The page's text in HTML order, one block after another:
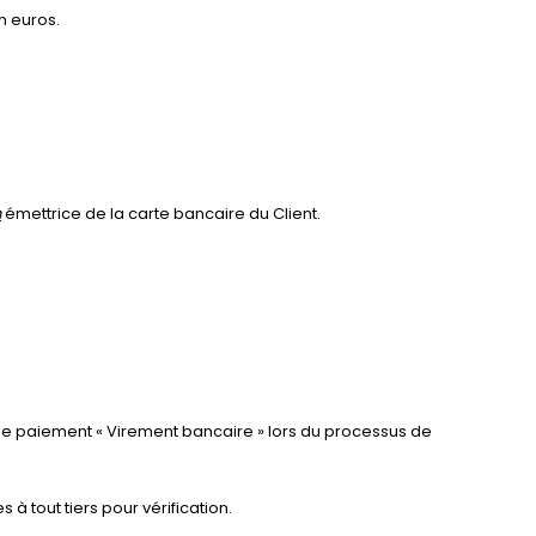
euros.
émettrice de la carte bancaire du Client.
« Virement bancaire » lors du processus de
à tout tiers pour vérification.